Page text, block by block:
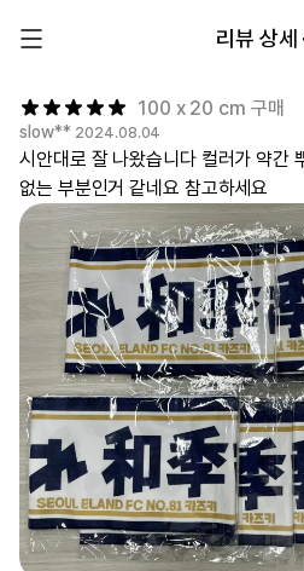
100 x 20 cm 구매
slow** 2024.08.04
시안대로 잘 나왔습니다 컬러가 약간
없는 부분인거 같네요 참고하세요
리뷰 상세
1분컷 무료 템플릿 대량 주문
패션잡화
팬굿즈
스티커
지류
의류 카테고리
전체상품